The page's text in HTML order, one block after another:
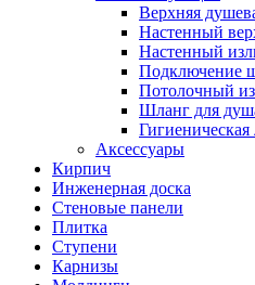
Верхняя
Настенный
Настенный
Подключение
Потолочный
Шланг для
Гигиеническая
Аксессуары
Кирпич
Инженерная доска
Стеновые панели
Плитка
Ступени
Карнизы